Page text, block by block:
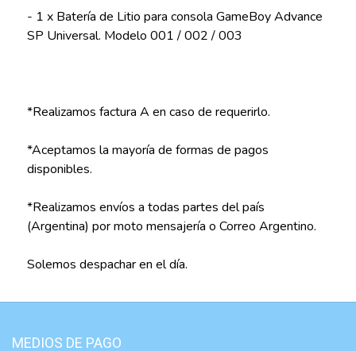
- 1 x Batería de Litio para consola GameBoy Advance
SP Universal. Modelo 001 / 002 / 003
*Realizamos factura A en caso de requerirlo.
*Aceptamos la mayoría de formas de pagos
disponibles.
*Realizamos envíos a todas partes del país
(Argentina) por moto mensajería o Correo Argentino.
Solemos despachar en el día.
MEDIOS DE PAGO